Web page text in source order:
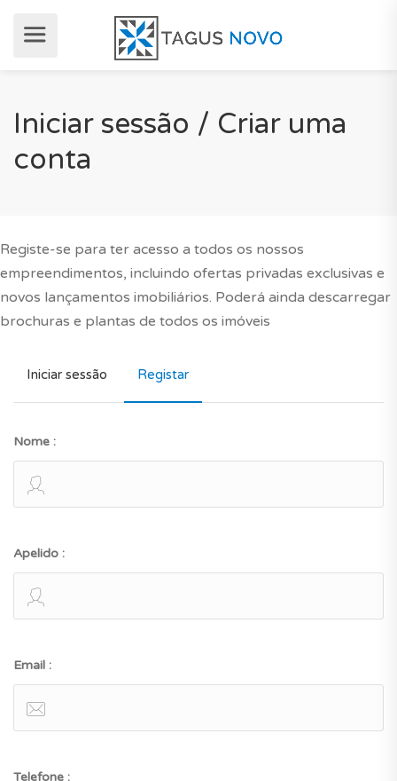
Iniciar sessão / Criar uma
conta
Registe-se para ter acesso a todos os nossos
empreendimentos, incluindo ofertas privadas exclusivas e
novos lançamentos imobiliários. Poderá ainda descarregar
brochuras e plantas de todos os imóveis
Iniciar sessão Registar
Nome :
Apelido :
Email :
Telefone :